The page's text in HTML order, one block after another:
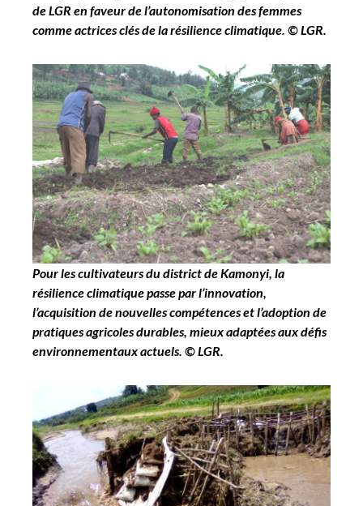
de LGR en faveur de l’autonomisation des femmes
comme actrices clés de la résilience climatique. © LGR.
Pour les cultivateurs du district de Kamonyi, la
résilience climatique passe par l’innovation,
l’acquisition de nouvelles compétences et l’adoption de
pratiques agricoles durables, mieux adaptées aux défis
environnementaux actuels. © LGR.